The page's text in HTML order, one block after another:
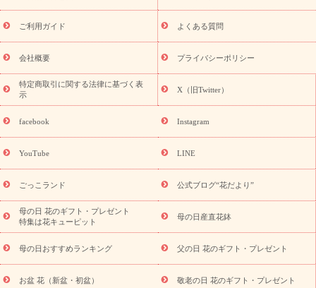
レゼント特集
夏の花贈り・お中元・暑中見舞い 花のギフト特集
敬老の日におくる花ギフト・プレゼント特集
花ギフト・プレゼント特集
敬老の日 花のおすすめランキング
敬
老の日 花鉢植えのギフト・プレゼント特集
敬老の日 花とセットギ
フト・プレゼント特集
敬老の日の花 全てのギフト一覧
キャン
ペーン
映画『ウォーターガーディアンズ』コラボキャンペーン
「きょう誕生日なんです」キャンペーン
誕生日の花を探す
誕生日フラワーギフト 誕生日フラワーギフト特集
9月の誕生花(リンドウ)
ら探す
お祝いの花特集 当日配達特急便 お祝い商品一覧
念日
結婚祝い 出産祝い 退院祝い・快気祝い
寿祝い
プチギフト ペットのお祝いフラワー
供え・お悔やみ商品一覧
お供え・お悔やみの花
四十九日法要以
降に贈る花
通夜・葬儀に贈る花
お供え お花とセットギフト
お供え プリザーブドフラワー
ペットのお供えフラワー
お盆（新
ご利用ガイド よくある質問
会社概要 プライバシーポリシー
特定商取引に関する法律に基づく表
示
X（旧Twitter）
facebook Instagram
YouTube LINE
ごっこランド 公式ブログ“花だより”
母の日 花のギフト・プレゼント
特集は花キューピット
母の日産直花鉢
母の日おすすめランキング 父の日 花のギフト・プレゼント
お盆 花（新盆・初盆） 敬老の日 花のギフト・プレゼント